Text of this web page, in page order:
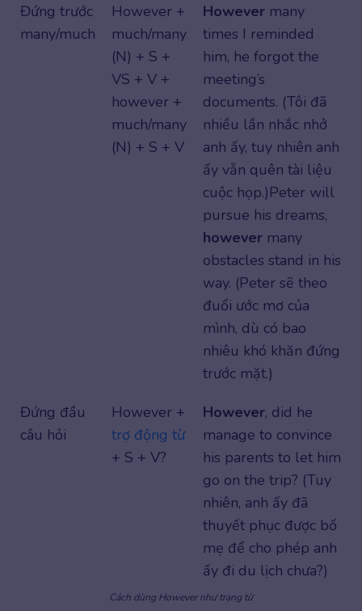
Đứng trước
many/much
However +
much/many
(N) + S +
VS + V +
however +
much/many
(N) + S + V
However many
times I reminded
him, he forgot the
meeting’s
documents. (Tôi đã
nhiều lần nhắc nhở
anh ấy, tuy nhiên anh
ấy vẫn quên tài liệu
cuộc họp.) Peter will
pursue his dreams,
however many
obstacles stand in his
way. (Peter sẽ theo
đuổi ước mơ của
mình, dù có bao
nhiêu khó khăn đứng
trước mặt.)
Đứng đầu
câu hỏi
However +
trợ động từ
+ S + V?
However, did he
manage to convince
his parents to let him
go on the trip? (Tuy
nhiên, anh ấy đã
thuyết phục được bố
mẹ để cho phép anh
ấy đi du lịch chưa?)
Cách dùng However như trạng từ